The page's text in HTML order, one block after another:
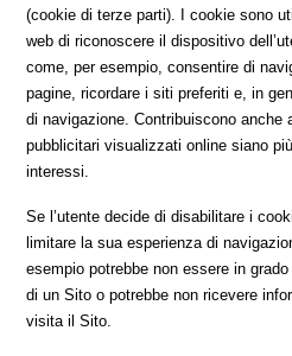
(cookie di terze parti). I cookie sono
web di riconoscere il dispositivo
come, per esempio, consentire di
pagine, ricordare i siti preferiti e, in
di navigazione. Contribuiscono anche
pubblicitari visualizzati online siano
interessi.
Se l’utente decide di disabilitare i
limitare la sua esperienza di
esempio potrebbe non essere in
di un Sito o potrebbe non ricevere
visita il Sito.